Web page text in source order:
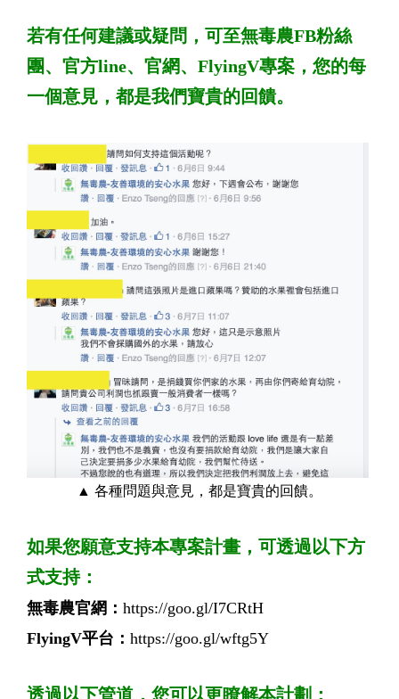
若有任何建議或疑問，可至無毒農FB粉絲
團、官方line、官網、FlyingV專案，您的每
一個意見，都是我們寶貴的回饋。
▲ 各種問題與意見，都是寶貴的回饋。
如果您願意支持本專案計畫，可透過以下方
式支持：
無毒農官網： https://goo.gl/I7CRtH
FlyingV平台： https://goo.gl/wftg5Y
透過以下管道，您可以更瞭解本計劃：